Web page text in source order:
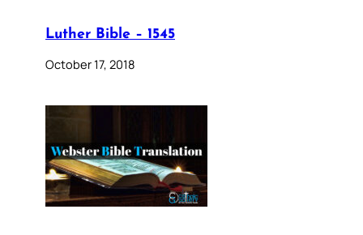
Luther Bible – 1545
October 17, 2018